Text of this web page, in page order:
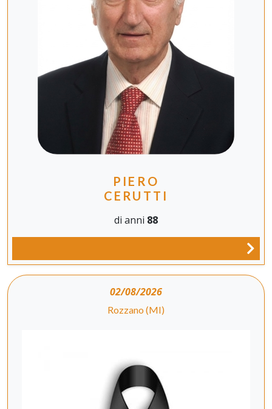
PIERO
CERUTTI
di anni 88
02/08/2026
Rozzano (MI)